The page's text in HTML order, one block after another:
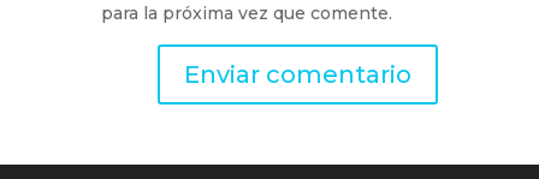
para la próxima vez que comente.